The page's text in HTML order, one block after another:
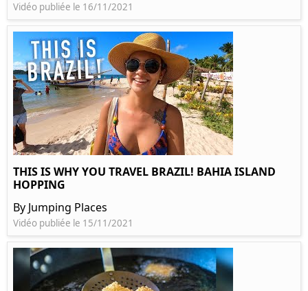
Vidéo publiée le 16/11/2021
THIS IS WHY YOU TRAVEL BRAZIL! BAHIA ISLAND
HOPPING
By Jumping Places
Vidéo publiée le 15/11/2021